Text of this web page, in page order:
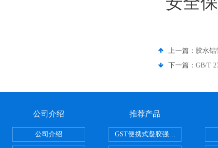
上一篇： 胶水
下一篇： GB/T
公司介绍
公司介绍
推荐产品
GST便携式凝胶强度测定仪